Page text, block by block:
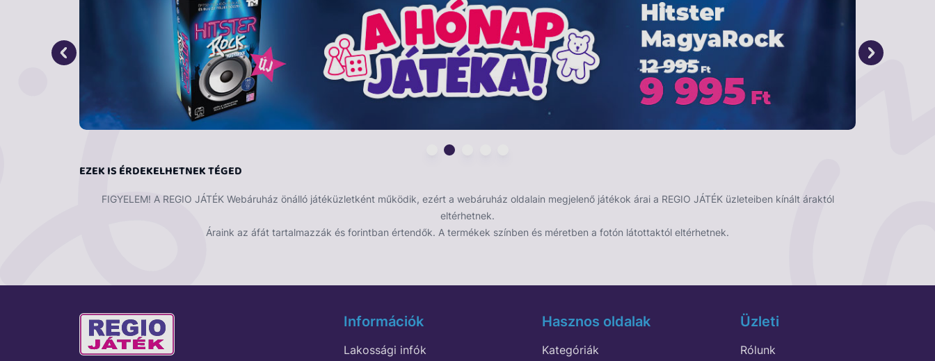
Alkalmas kültéri és beltéri használatra egyaránt.
Ideális méret kisebb gyermekek számára is.
Kiváló választás focizáshoz, ügyességi játékokhoz vagy ajándéknak.
A labdajátékok fejlesztik a mozgáskoordinációt, az egyensúlyérzéket és a szem-kéz, illetve
szem-láb koordinációt. A rendszeres mozgás támogatja az állóképesség fejlődését, miközben a
közös játék erősíti az együttműködést, a csapatszellemet és a szabálykövetést. A focizás
emellett aktív kikapcsolódást nyújt, és játékos formában ösztönzi a gyerekeket a szabadban
töltött időre.
EZEK IS ÉRDEKELHETNEK TÉGED
FIGYELEM! A REGIO JÁTÉK Webáruház önálló játéküzletként működik, ezért a webáruház oldalain megjelenő játékok árai a REGIO JÁTÉK üzleteiben kínált áraktól
eltérhetnek.
Áraink az áfát tartalmazzák és forintban értendők. A termékek színben és méretben a fotón látottaktól eltérhetnek.
Információk
Lakossági infók
Hasznos oldalak
Kategóriák
Üzleti
Rólunk